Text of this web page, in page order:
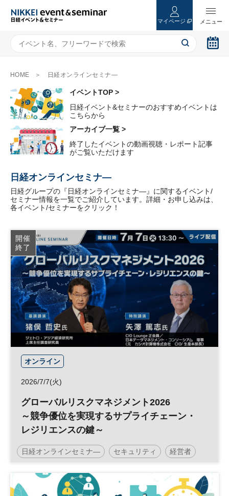
マイページ
HOME 日経オンラインセミナ―
イベントTOP >
日経イベント&セミナーのおすすめイベントは
こちらから
アーカイブ一覧 >
終了したイベントの動画視聴・レポート記事
がご覧いただけます
日経オンラインセミナ―
日経グループの『日経オンラインセミナ―』に関するイベント/
セミナー情報を一覧でご紹介しています。詳細・お申し込みは、
各イベント/セミナーをクリック！
開催
終了
オンライン
2026/7/7(火)
グローバルリスクマネジメント2026
～競争優位を実現するサプライチェーン・
レジリエンスの鍵～
日経オンラインセミナ― セキュリティ 経営者
グローバルリスクマネジメント サプライチェーン